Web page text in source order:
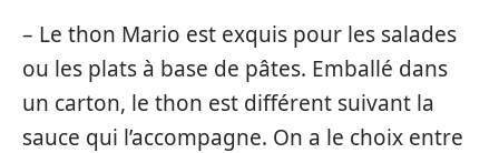
– Le thon Mario est exquis pour les salades
ou les plats à base de pâtes. Emballé dans
un carton, le thon est différent suivant la
sauce qui l’accompagne. On a le choix entre